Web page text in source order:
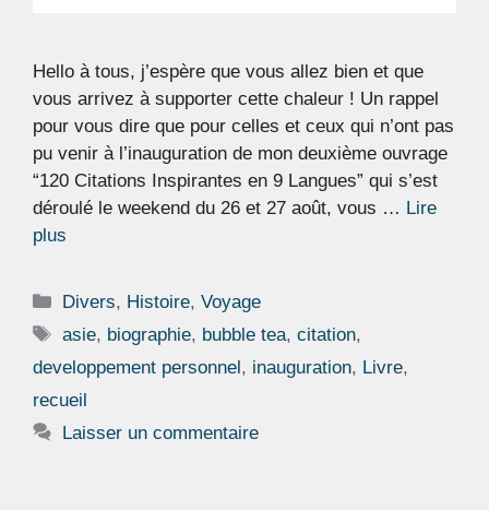
Hello à tous, j’espère que vous allez bien et que
vous arrivez à supporter cette chaleur ! Un rappel
pour vous dire que pour celles et ceux qui n’ont pas
pu venir à l’inauguration de mon deuxième ouvrage
“120 Citations Inspirantes en 9 Langues” qui s’est
déroulé le weekend du 26 et 27 août, vous … Lire
plus
Catégories
Divers, Histoire,Voyage
Étiquettes
asie, biographie, bubble tea,citation,
developpement personnel, inauguration, Livre,
recueil
Laisser un commentaire